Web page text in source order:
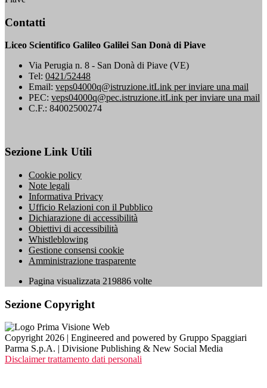
Contatti
Liceo Scientifico Galileo Galilei San Donà di Piave
Via Perugia n. 8 - San Donà di Piave (VE)
Tel: 0421/52448
Email: veps04000q@istruzione.itLink per inviare una mail
PEC: veps04000q@pec.istruzione.itLink per inviare una mail
C.F.: 84002500274
Sezione Link Utili
Cookie policy
Note legali
Informativa Privacy
Ufficio Relazioni con il Pubblico
Dichiarazione di accessibilità
Obiettivi di accessibilità
Whistleblowing
Gestione consensi cookie
Amministrazione trasparente
Pagina visualizzata 219886 volte
Sezione Copyright
Copyright 2026 | Engineered and powered by Gruppo Spaggiari
Parma S.p.A. | Divisione Publishing & New Social Media
Disclaimer trattamento dati personali